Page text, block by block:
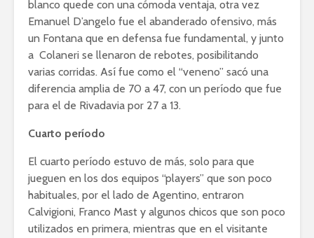
blanco quede con una cómoda ventaja, otra vez
Emanuel D’angelo fue el abanderado ofensivo, más
un Fontana que en defensa fue fundamental, y junto
a Colaneri se llenaron de rebotes, posibilitando
varias corridas. Así fue como el “veneno” sacó una
diferencia amplia de 70 a 47, con un período que fue
para el de Rivadavia por 27 a 13.
Cuarto período
El cuarto período estuvo de más, solo para que
jueguen en los dos equipos “players” que son poco
habituales, por el lado de Agentino, entraron
Calvigioni, Franco Mast y algunos chicos que son poco
utilizados en primera, mientras que en el visitante